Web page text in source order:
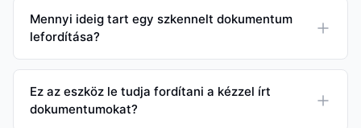
Mennyi ideig tart egy szkennelt dokumentum
lefordítása?
Ez az eszköz le tudja fordítani a kézzel írt
dokumentumokat?